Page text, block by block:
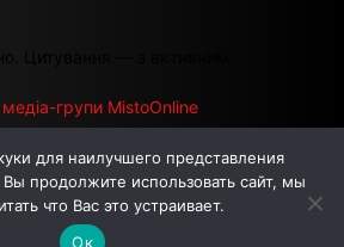
Цитування — з активним
медіа-групи MistoOnline
АВТОРИ РЕКЛАМА НА САЙТІ
для наилучшего представления
продолжите использовать сайт, мы
что Вас это устраивает.
Ок